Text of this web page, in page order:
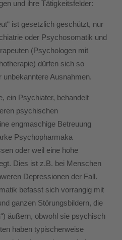
und ihre Tätigkeitsfelder:
ist gesetzlich geschützt, nur
oder Psychosomatik und
(Psychologen mit
dürfen sich so
unbekanntere Ausnahmen.
ein Psychiater, behandelt
psychischen
engmaschige Betreuung
Psychopharmaka
oder weil eine hohe
Dies ist z.B. bei Menschen
Depressionen der Fall.
befasst sich vorrangig mit
ganzen Störungsbildern, die
äußern, obwohl sie psychisch
haben typischerweise